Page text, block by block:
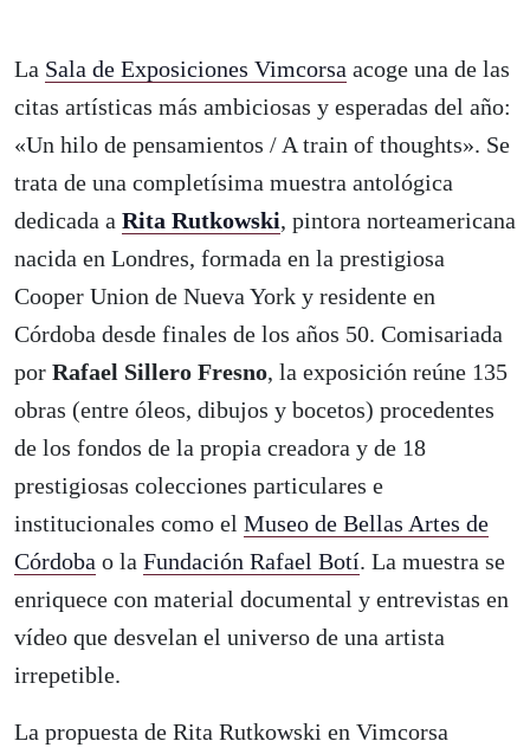
La Sala de Exposiciones Vimcorsa acoge una de las
citas artísticas más ambiciosas y esperadas del año:
«Un hilo de pensamientos / A train of thoughts». Se
trata de una completísima muestra antológica
dedicada a Rita Rutkowski, pintora norteamericana
nacida en Londres, formada en la prestigiosa
Cooper Union de Nueva York y residente en
Córdoba desde finales de los años 50. Comisariada
por Rafael Sillero Fresno, la exposición reúne 135
obras (entre óleos, dibujos y bocetos) procedentes
de los fondos de la propia creadora y de 18
prestigiosas colecciones particulares e
institucionales como el Museo de Bellas Artes de
Córdoba o la Fundación Rafael Botí. La muestra se
enriquece con material documental y entrevistas en
vídeo que desvelan el universo de una artista
irrepetible.
La propuesta de Rita Rutkowski en Vimcorsa